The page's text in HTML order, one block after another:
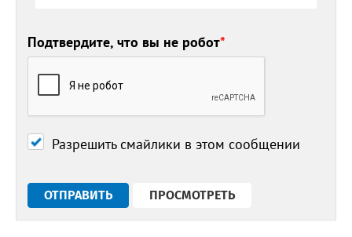
Подтвердите, что вы не робот*
Разрешить смайлики в этом сообщении